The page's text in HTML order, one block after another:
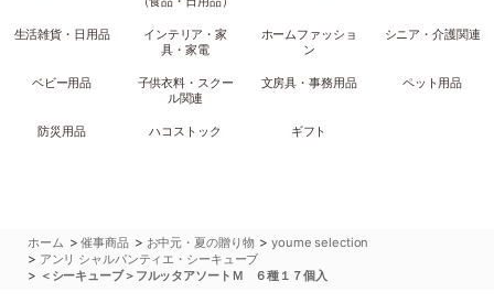
生活雑貨・日用品
インテリア・家
具・家電
ホームファッショ
ン
シニア・介護関連
ベビー用品
子供衣料・スクー
ル関連
文房具・事務用品 ペット用品
防災用品 ハコストック ギフト
ホーム >催事商品 > お中元・夏の贈り物 >youme selection
> アンリ シャルパンティエ・シーキューブ
> ＜シーキューブ＞フルッタアソートＭ ６種１７個入